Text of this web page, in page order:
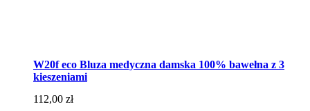
W20f eco Bluza medyczna damska 100% bawełna z 3
kieszeniami
112,00 zł